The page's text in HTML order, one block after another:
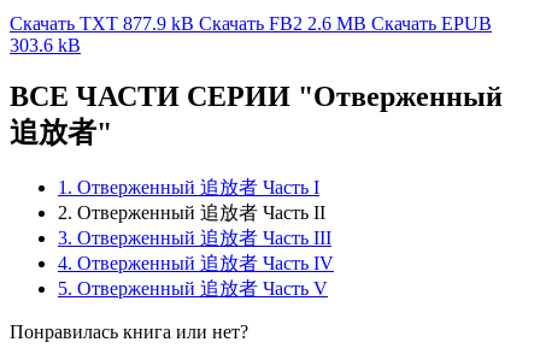
Скачать TXT 877.9 kB Скачать FB2 2.6 MB Скачать EPUB
303.6 kB
ВСЕ ЧАСТИ СЕРИИ "Отверженный
追放者"
1. Отверженный 追放者 Часть I
2. Отверженный 追放者 Часть II
3. Отверженный 追放者 Часть III
4. Отверженный 追放者 Часть IV
5. Отверженный 追放者 Часть V
Понравилась книга или нет?